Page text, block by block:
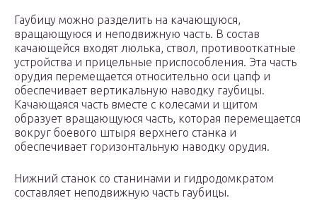
Гаубицу можно разделить на качающуюся,
вращающуюся и неподвижную часть. В состав
качающейся входят люлька, ствол, противооткатные
устройства и прицельные приспособления. Эта часть
орудия перемещается относительно оси цапф и
обеспечивает вертикальную наводку гаубицы.
Качающаяся часть вместе с колесами и щитом
образует вращающуюся часть, которая перемещается
вокруг боевого штыря верхнего станка и
обеспечивает горизонтальную наводку орудия.
Нижний станок со станинами и гидродомкратом
составляет неподвижную часть гаубицы.